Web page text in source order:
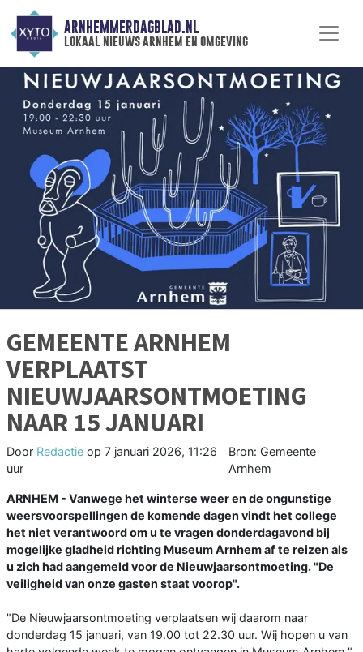
ARNHEMMERDAGBLAD.NL
lokaal nieuws arnhem en omgeving
GEMEENTE ARNHEM
VERPLAATST
NIEUWJAARSONTMOETING
NAAR 15 JANUARI
Door Redactie op 7 januari 2026, 11:26
uur
Bron: Gemeente
Arnhem
ARNHEM - Vanwege het winterse weer en de ongunstige
weersvoorspellingen de komende dagen vindt het college
het niet verantwoord om u te vragen donderdagavond bij
mogelijke gladheid richting Museum Arnhem af te reizen als
u zich had aangemeld voor de Nieuwjaarsontmoeting. "De
veiligheid van onze gasten staat voorop".
"De Nieuwjaarsontmoeting verplaatsen wij daarom naar
donderdag 15 januari, van 19.00 tot 22.30 uur. Wij hopen u van